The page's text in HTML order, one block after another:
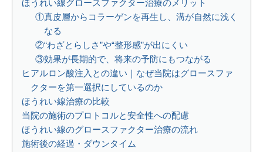
ほうれい線グロースファクター治療のメリット
①真皮層からコラーゲンを再生し、溝が自然に浅く
なる
②“わざとらしさ”や“整形感”が出にくい
③効果が長期的で、将来の予防にもつながる
ヒアルロン酸注入との違い｜なぜ当院はグロースファ
クターを第一選択にしているのか
ほうれい線治療の比較
当院の施術のプロトコルと安全性への配慮
ほうれい線のグロースファクター治療の流れ
施術後の経過・ダウンタイム